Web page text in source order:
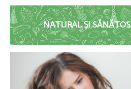
NATURAL ȘI SĂNĂTOS